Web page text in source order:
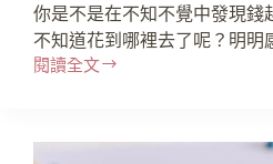
你是不是在不知不覺中發現錢
不知道花到哪裡去了呢？明
閱讀全文